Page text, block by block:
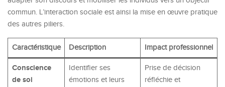
commun. L’interaction sociale est ainsi la mise en œuvre pratique
des autres piliers.
Caractéristique Description Impact professionnel
Conscience
de soi
Identifier ses
émotions et leurs
Prise de décision
réfléchie et